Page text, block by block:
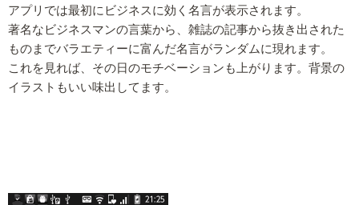
アプリでは最初にビジネスに効く名言が表示されます。
著名なビジネスマンの言葉から、雑誌の記事から抜き出された
ものまでバラエティーに富んだ名言がランダムに現れます。
これを見れば、その日のモチベーションも上がります。背景の
イラストもいい味出してます。